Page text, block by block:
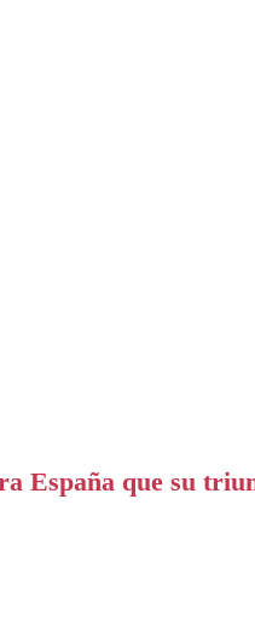
España que su